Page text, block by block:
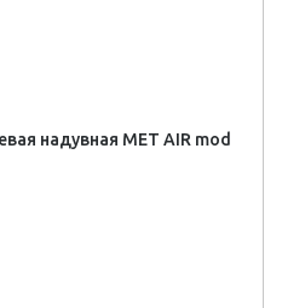
надувная MET AIR mod